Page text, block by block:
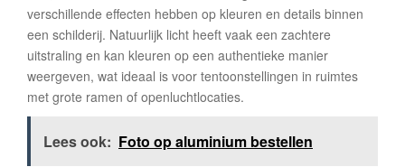
verschillende effecten hebben op kleuren en details binnen
een schilderij. Natuurlijk licht heeft vaak een zachtere
uitstraling en kan kleuren op een authentieke manier
weergeven, wat ideaal is voor tentoonstellingen in ruimtes
met grote ramen of openluchtlocaties.
Lees ook: Foto op aluminium bestellen